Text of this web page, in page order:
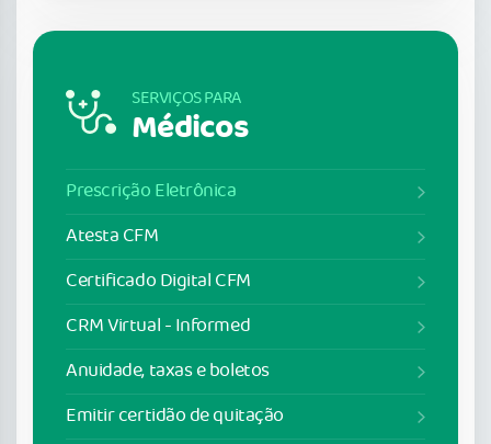
SERVIÇOS PARA
Médicos
Prescrição Eletrônica
Atesta CFM
Certificado Digital CFM
CRM Virtual - Informed
Anuidade, taxas e boletos
Emitir certidão de quitação